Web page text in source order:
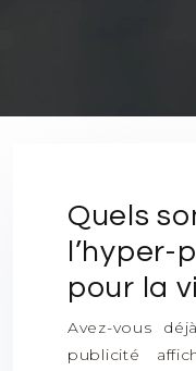
Quels
pour la
Avez-vous
publicité